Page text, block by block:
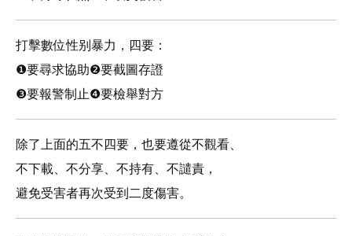
打擊數位性别暴力，四要：
❶要尋求協助❷要截圖存證
❸要報警制止❹要檢舉對方
除了上面的五不四要，也要遵從不觀看、
不下載、不分享、不持有、不譴責，
避免受害者再次受到二度傷害。